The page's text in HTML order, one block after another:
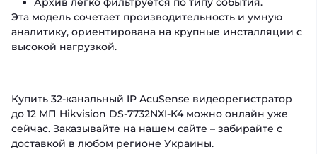
Эта модель сочетает производительность и умную
аналитику, ориентирована на крупные инсталляции с
высокой нагрузкой.
Купить 32-канальный IP AcuSense видеорегистратор
до 12 МП Hikvision DS-7732NXI-K4 можно онлайн уже
сейчас. Заказывайте на нашем сайте – забирайте с
доставкой в любом регионе Украины.